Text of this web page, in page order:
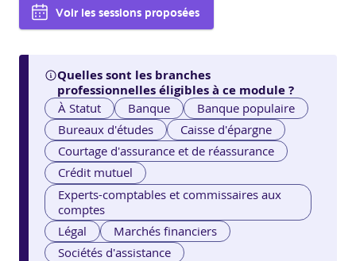
Voir les sessions proposées
Quelles sont les branches
professionnelles éligibles à ce module ?
À Statut Banque
Banque populaire
Bureaux d'études
Caisse d'épargne
Courtage d'assurance et de réassurance
Crédit mutuel
Experts-comptables et commissaires aux
comptes
Légal
Marchés financiers
Sociétés d'assistance